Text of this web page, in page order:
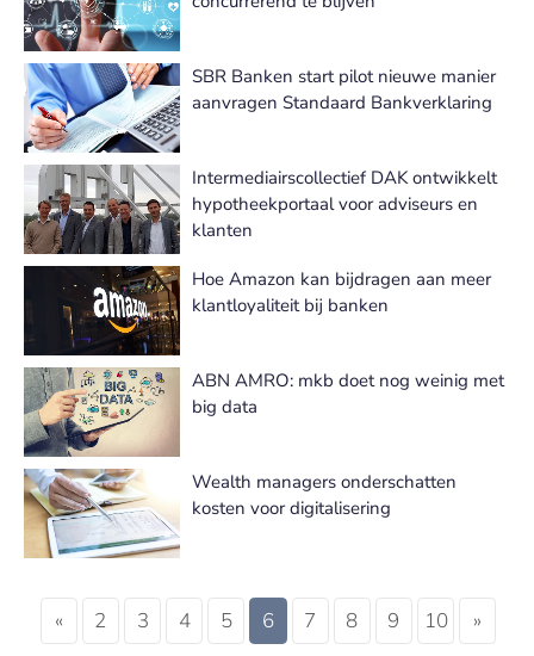
SBR Banken start pilot nieuwe manier
aanvragen Standaard Bankverklaring
Intermediairscollectief DAK ontwikkelt
hypotheekportaal voor adviseurs en
klanten
Hoe Amazon kan bijdragen aan meer
klantloyaliteit bij banken
ABN AMRO: mkb doet nog weinig met
big data
Wealth managers onderschatten
kosten voor digitalisering
« 2 3 4 5 6 7 8 9 10 »